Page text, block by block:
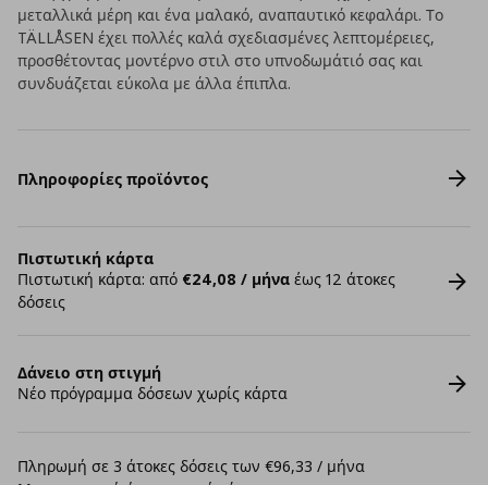
μεταλλικά μέρη και ένα μαλακό, αναπαυτικό κεφαλάρι. Το
TÄLLÅSEN έχει πολλές καλά σχεδιασμένες λεπτομέρειες,
προσθέτοντας μοντέρνο στιλ στο υπνοδωμάτιό σας και
συνδυάζεται εύκολα με άλλα έπιπλα.
Πληροφορίες προϊόντος
Πιστωτική κάρτα
Πιστωτική κάρτα: από €24,08 / μήνα έως 12 άτοκες
δόσεις
Δάνειο στη στιγμή
Νέο πρόγραμμα δόσεων χωρίς κάρτα
Πληρωμή σε 3 άτοκες δόσεις των €96,33 / μήνα